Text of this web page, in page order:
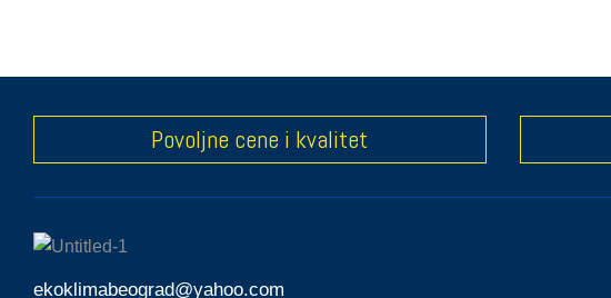
Povoljne cene i kvalitet
ekoklimabeograd@yahoo.com